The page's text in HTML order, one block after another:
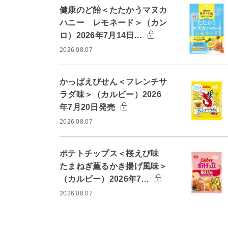
健康のど飴＜たたかうマヌカ
ハニー レモネード＞（カン
ロ）2026年7月14日…
2026.08.07
かっぱえびせん＜フレンチサ
ラダ味＞（カルビー）2026
年7月20日発売
2026.08.07
ポテトチップス＜桜えび味
たまねぎ薫るかき揚げ風味＞
（カルビー）2026年7…
2026.08.07